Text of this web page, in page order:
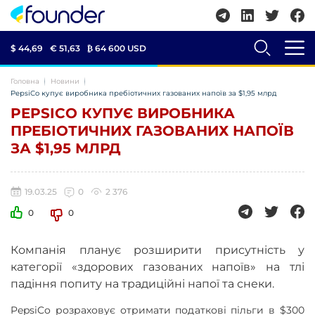
$ 44,69 € 51,63 ₿ 64 600 USD
Головна
Новини
PepsiCo купує виробника пребіотичних газованих напоїв за $1,95 млрд
PEPSICO КУПУЄ ВИРОБНИКА
ПРЕБІОТИЧНИХ ГАЗОВАНИХ НАПОЇВ
ЗА $1,95 МЛРД
19.03.25 0
2 376
0
0
Компанія планує розширити присутність у
категорії «здорових газованих напоїв» на тлі
падіння попиту на традиційні напої та снеки.
PepsiCo розраховує отримати податкові пільги в $300